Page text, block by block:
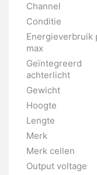
Channel
Conditie
Energieverbruik
max
Geïntegreerd
achterlicht
Gewicht
Hoogte
Lengte
Merk
Merk cellen
Output voltage